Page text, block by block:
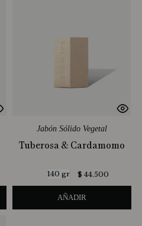
Jabón Sólido Vegetal
Tuberosa & Cardamomo
140 gr $ 44.500
AÑADIR